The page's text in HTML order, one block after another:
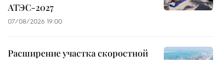
АТЭС-2027
07/08/2026 19:00
Расширение участка скоростной